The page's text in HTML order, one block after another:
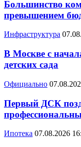
Большинство
превышением
Инфраструктура
В Москве с
детских сада
Официально
Первый ДСК
Ипотека 07.08.2026